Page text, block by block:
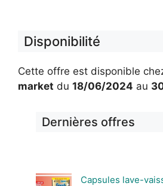
Disponibilité
Cette offre est disponible
market du 18/06/2024 au
Dernières offres
Capsules lave-